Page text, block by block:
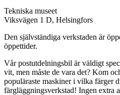
Tekniska museet
Viksvägen 1 D, Helsingfors
Den självständiga verkstaden är
öppettider.
Vår postutdelningsbil är väldigt
vit, men måste de vara det? Kom
populäraste maskiner i vilka färger
färgläggningsverkstad! Ingen extra